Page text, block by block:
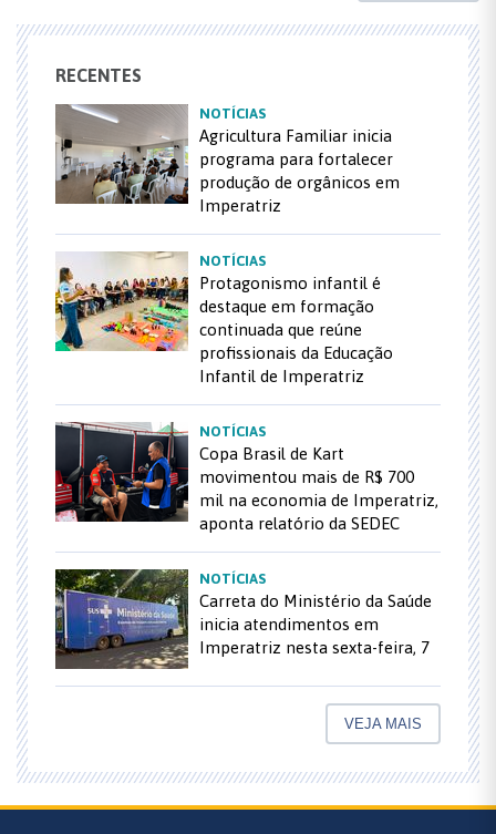
RECENTES
NOTÍCIAS
Agricultura Familiar inicia
programa para fortalecer
produção de orgânicos em
Imperatriz
NOTÍCIAS
Protagonismo infantil é
destaque em formação
continuada que reúne
profissionais da Educação
Infantil de Imperatriz
NOTÍCIAS
Copa Brasil de Kart
movimentou mais de R$ 700
mil na economia de Imperatriz,
aponta relatório da SEDEC
NOTÍCIAS
Carreta do Ministério da Saúde
inicia atendimentos em
Imperatriz nesta sexta-feira, 7
VEJA MAIS